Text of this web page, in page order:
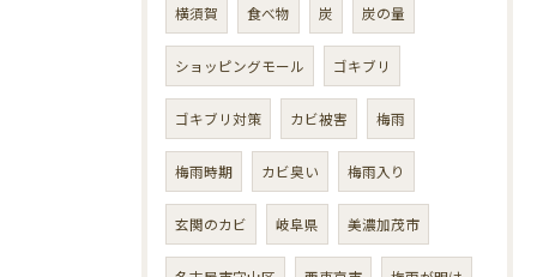
横須賀 食べ物 炭 炭の量
ショッピングモール ゴキブリ
ゴキブリ対策 カビ被害 梅雨
梅雨時期 カビ臭い 梅雨入り
玄関のカビ 岐阜県 美濃加茂市